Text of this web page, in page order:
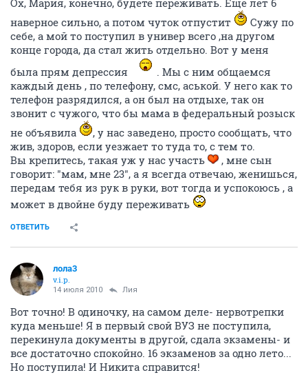
Ох, Мария, конечно, будете переживать. Еще лет 6
наверное сильно, а потом чуток отпустит
Сужу по
себе, а мой то поступил в универ всего ,на другом
конце города, да стал жить отдельно. Вот у меня
была прям депрессия
. Мы с ним общаемся
каждый день , по телефону, смс, аськой. У него как то
телефон разрядился, а он был на отдыхе, так он
звонит с чужого, что бы мама в федеральный розыск
не объявила
, у нас заведено, просто сообщать, что
жив, здоров, если уезжает то туда то, с тем то.
Вы крепитесь, такая уж у нас участь
, мне сын
говорит: "мам, мне 23", а я всегда отвечаю, женишься,
передам тебя из рук в руки, вот тогда и успокоюсь , а
может в двойне буду переживать
ОТВЕТИТЬ
лола3
v.i.p.
14 июля 2010 Лия
Вот точно! В одиночку, на самом деле- нервотрепки
куда меньше! Я в первый свой ВУЗ не поступила,
перекинула документы в другой, сдала экзамены- и
все достаточно спокойно. 16 экзаменов за одно лето...
Но поступила! И Никита справится!